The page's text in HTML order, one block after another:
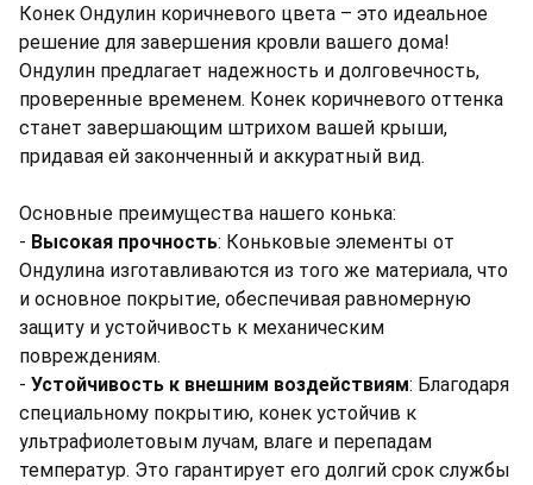
Конек Ондулин коричневого цвета – это идеальное
решение для завершения кровли вашего дома!
Ондулин предлагает надежность и долговечность,
проверенные временем. Конек коричневого оттенка
станет завершающим штрихом вашей крыши,
придавая ей законченный и аккуратный вид.
Основные преимущества нашего конька:
- Высокая прочность: Коньковые элементы от
Ондулина изготавливаются из того же материала, что
и основное покрытие, обеспечивая равномерную
защиту и устойчивость к механическим
повреждениям.
- Устойчивость к внешним воздействиям: Благодаря
специальному покрытию, конек устойчив к
ультрафиолетовым лучам, влаге и перепадам
температур. Это гарантирует его долгий срок службы